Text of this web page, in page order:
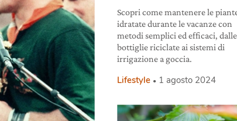
Scopri come mantenere le
idratate durante le vacanze con
metodi semplici ed efficaci, dalle
bottiglie riciclate ai sistemi di
irrigazione a goccia.
Lifestyle 1 agosto 2024